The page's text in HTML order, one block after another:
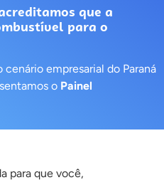
que a
para o
cenário empresarial do Paraná
o Painel
para que você,